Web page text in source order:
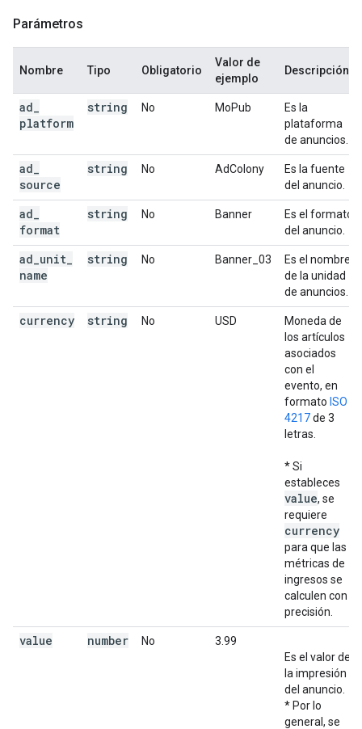
Parámetros
Nombre Tipo Obligatorio
Valor de
ejemplo
Descripción
ad
platform
string No MoPub
Es la
plataforma
de anuncios.
ad
source
string No AdColony
Es la fuente
del anuncio.
ad
format
string No Banner
Es el formato
del anuncio.
ad unit
name
string No Banner_03
Es el nombre
de la unidad
de anuncios.
currency string No USD
Moneda de
los artículos
asociados
con el
evento, en
formato ISO
4217de 3
letras.
* Si
estableces
value, se
requiere
currency
para que las
métricas de
ingresos se
calculen con
precisión.
value number No
3.99
Es el valor de
la impresión
del anuncio.
* Por lo
general, se